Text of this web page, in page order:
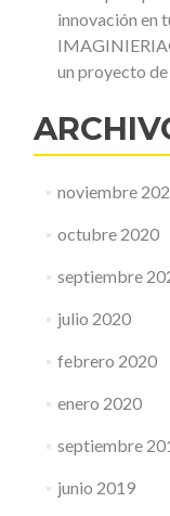
innovación en
un proyecto
noviembre
octubre 2020
septiembre
julio 2020
febrero 2020
enero 2020
septiembre
junio 2019